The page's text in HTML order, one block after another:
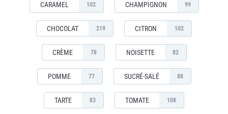
CARAMEL 102 CHAMPIGNON 99
CHOCOLAT 219 CITRON 102
CRÈME 78 NOISETTE 82
POMME 77 SUCRÉ-SALÉ 88
TARTE 83 TOMATE 108